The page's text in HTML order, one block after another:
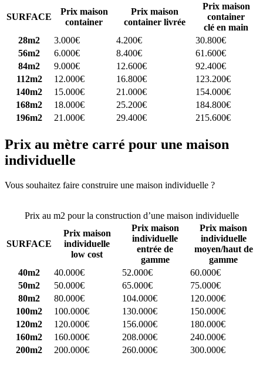
SURFACE
Prix maison
container
Prix maison
container livrée
Prix maison
container
clé en main
28m2
3.000€ 4.200€
30.800€
56m2
6.000€ 8.400€
61.600€
84m2
9.000€ 12.600€
92.400€
112m2
12.000€ 16.800€
123.200€
140m2
15.000€ 21.000€
154.000€
168m2
18.000€ 25.200€
184.800€
196m2
21.000€ 29.400€ 215.600€
Prix au mètre carré pour une maison
individuelle
Vous souhaitez faire construire une maison individuelle ?
Prix au m2 pour la construction d’une maison individuelle
SURFACE
Prix maison
individuelle
low cost
Prix maison
individuelle
entrée de
gamme
Prix maison
individuelle
moyen/haut de
gamme
40m2
40.000€ 52.000€
60.000€
50m2
50.000€ 65.000€
75.000€
80m2
80.000€ 104.000€
120.000€
100m2
100.000€ 130.000€
150.000€
120m2
120.000€ 156.000€
180.000€
160m2
160.000€ 208.000€
240.000€
200m2
200.000€ 260.000€ 300.000€